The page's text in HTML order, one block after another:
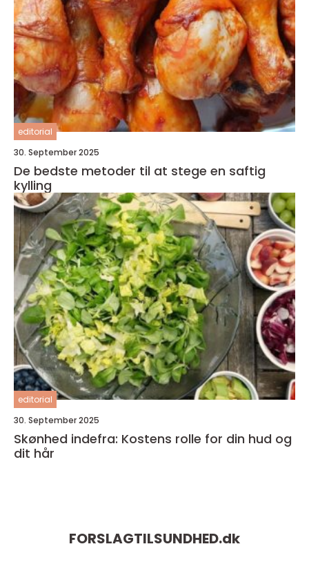
editorial
30. September 2025
De bedste metoder til at stege en saftig
kylling
editorial
30. September 2025
Skønhed indefra: Kostens rolle for din hud og
dit hår
FORSLAGTILSUNDHED.dk